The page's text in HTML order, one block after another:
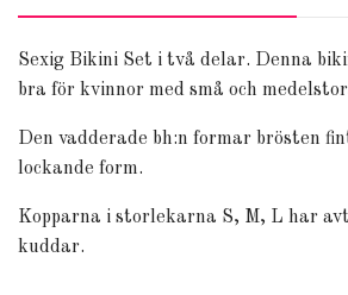
Sexig Bikini Set i två delar. Denna
bra för kvinnor med små och
Den vadderade bh:n formar brösten
lockande form.
Kopparna i storlekarna S, M, L har
kuddar.